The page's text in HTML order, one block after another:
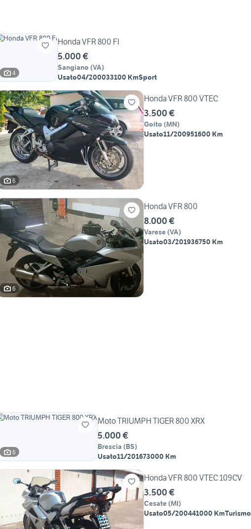
4
Honda VFR 800 FI
5.000 €
Sangiano (VA)
Usato04/200033100 KmSport
6
Honda VFR 800 VTEC
3.500 €
Goito (MN)
Usato11/200951600 Km
6
Honda VFR 800
8.000 €
Varese (VA)
Usato03/201936750 Km
6
Moto TRIUMPH TIGER 800 XRX
5.000 €
Brescia (BS)
Usato11/201673000 Km
Honda VFR 800 VTEC 109CV
3.500 €
Cesate (MI)
Usato05/200441000 KmTurismo